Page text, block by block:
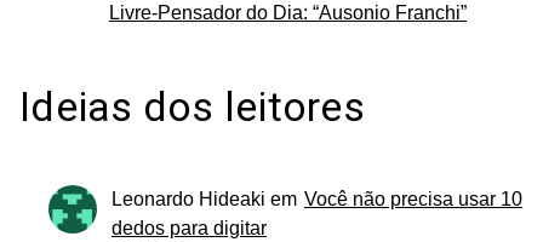
Livre-Pensador do Dia: “Ausonio Franchi”
Ideias dos leitores
Leonardo Hideaki em Você não precisa usar 10
dedos para digitar